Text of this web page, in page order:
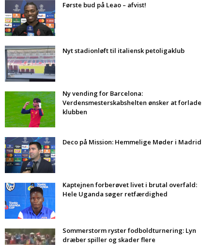
Første bud på Leao – afvist!
Nyt stadionløft til italiensk petoligaklub
Ny vending for Barcelona:
Verdensmesterskabshelten ønsker at forlade
klubben
Deco på Mission: Hemmelige Møder i Madrid
Kaptejnen forberøvet livet i brutal overfald:
Hele Uganda søger retfærdighed
Sommerstorm ryster fodboldturnering: Lyn
dræber spiller og skader flere